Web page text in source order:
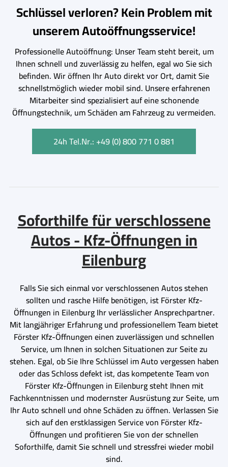
Schlüssel verloren? Kein Problem mit
unserem Autoöffnungsservice!
Professionelle Autoöffnung: Unser Team steht bereit, um
Ihnen schnell und zuverlässig zu helfen, egal wo Sie sich
befinden. Wir öffnen Ihr Auto direkt vor Ort, damit Sie
schnellstmöglich wieder mobil sind. Unsere erfahrenen
Mitarbeiter sind spezialisiert auf eine schonende
Öffnungstechnik, um Schäden am Fahrzeug zu vermeiden.
24h Tel.Nr.: +49 (0) 800 771 0 881
Soforthilfe für verschlossene
Autos - Kfz-Öffnungen in
Eilenburg
Falls Sie sich einmal vor verschlossenen Autos stehen
sollten und rasche Hilfe benötigen, ist Förster Kfz-
Öffnungen in Eilenburg Ihr verlässlicher Ansprechpartner.
Mit langjähriger Erfahrung und professionellem Team bietet
Förster Kfz-Öffnungen einen zuverlässigen und schnellen
Service, um Ihnen in solchen Situationen zur Seite zu
stehen. Egal, ob Sie Ihre Schlüssel im Auto vergessen haben
oder das Schloss defekt ist, das kompetente Team von
Förster Kfz-Öffnungen in Eilenburg steht Ihnen mit
Fachkenntnissen und modernster Ausrüstung zur Seite, um
Ihr Auto schnell und ohne Schäden zu öffnen. Verlassen Sie
sich auf den erstklassigen Service von Förster Kfz-
Öffnungen und profitieren Sie von der schnellen
Soforthilfe, damit Sie schnell und stressfrei wieder mobil
sind.